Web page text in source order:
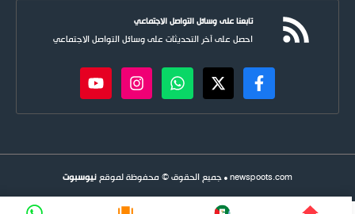
تابعنا على وسائل التواصل الاجتماعي
احصل على آخر التحديثات على وسائل التواصل الاجتماعي
newspoots.com • جميع الحقوق © محفوظة لموقع نيوسبوت